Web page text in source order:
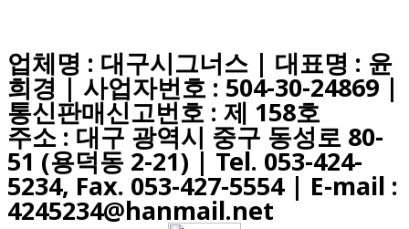
업체명 : 대구시그너스 | 대표명 : 윤
희경 | 사업자번호 : 504-30-24869 |
통신판매신고번호 : 제 158호
주소 : 대구 광역시 중구 동성로 80-
51 (용덕동 2-21) | Tel. 053-424-
5234, Fax. 053-427-5554| E-mail :
4245234@hanmail.net